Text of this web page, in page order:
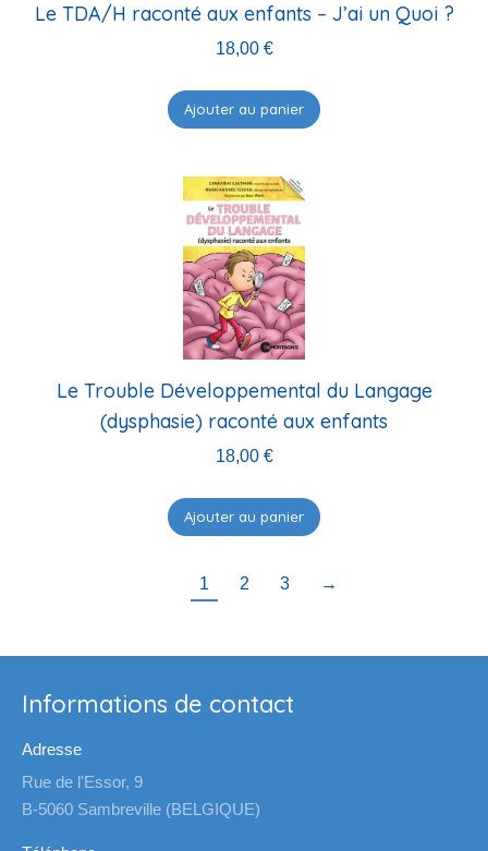
Le TDA/H raconté aux enfants – J’ai un Quoi ?
18,00 €
Ajouter au panier
Le Trouble Développemental du Langage
(dysphasie) raconté aux enfants
18,00 €
Ajouter au panier
1 2 3 →
Informations de contact
Adresse
Rue de l'Essor, 9
B-5060 Sambreville (BELGIQUE)